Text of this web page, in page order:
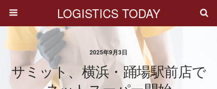
LOGISTICS TODAY
2025年9月3日
サミット、横浜・踊場駅前店で